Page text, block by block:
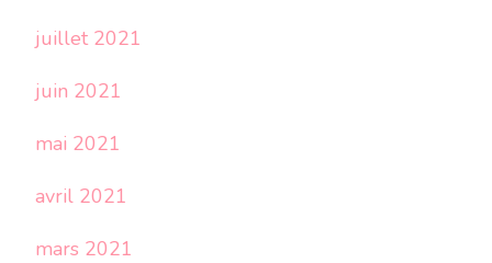
juillet 2021
juin 2021
mai 2021
avril 2021
mars 2021